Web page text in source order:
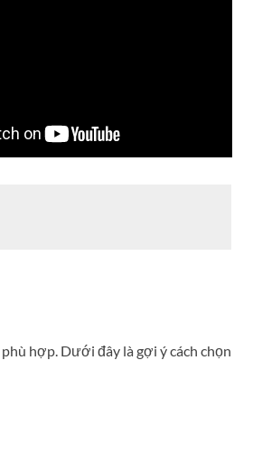
phù hợp. Dưới đây là gợi ý cách chọn